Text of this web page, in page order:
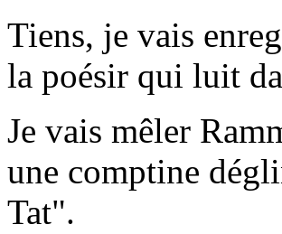
Tiens, je vais
la poésir qui luit
Je vais mêler
une comptine
Tat".